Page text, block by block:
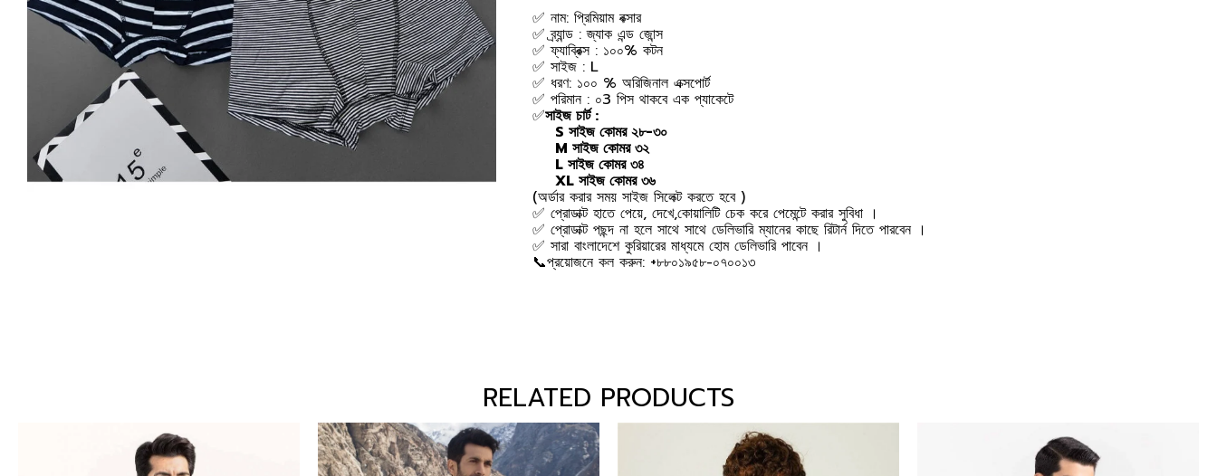
✅ নাম: প্রিমিয়াম বক্সার
✅ ব্র্যান্ড : জ্যাক এন্ড জোন্স
✅ ফ্যাব্রিক্স : ১০০% কটন
✅ সাইজ : L
✅ ধরণ: ১০০ % অরিজিনাল এক্সপোর্ট
✅ পরিমান : ০3 পিস থাকবে এক প্যাকেটে
✅সাইজ চার্ট :
S সাইজ কোমর ২৮-৩০
M সাইজ কোমর ৩২
L সাইজ কোমর ৩৪
XL সাইজ কোমর ৩৬
(অর্ডার করার সময় সাইজ সিলেক্ট করতে হবে )
✅ প্রোডাক্ট হাতে পেয়ে, দেখে,কোয়ালিটি চেক করে পেমেন্টে করার সুবিধা ।
✅ প্রোডাক্ট পছন্দ না হলে সাথে সাথে ডেলিভারি ম্যানের কাছে রিটার্ন দিতে পারবেন ।
✅ সারা বাংলাদেশে কুরিয়ারের মাধ্যমে হোম ডেলিভারি পাবেন ।
📞প্রয়োজনে কল করুন: +৮৮০১৯৫৮-০৭০০১৩
RELATED PRODUCTS